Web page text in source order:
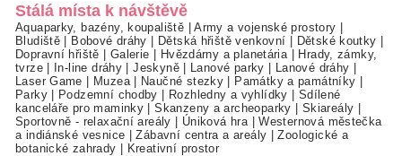
Stálá místa k návštěvě
Aquaparky, bazény, koupaliště |Army a vojenské prostory
Bludiště
Bobové dráhy Dětská hřiště venkovní Dětské koutky
Dopravní hřiště
Galerie Hvězdárny a planetária
Hrady, zámky,
tvrze| In-line dráhy |Jeskyně| Lanové parky Lanové dráhy
Laser Game
Muzea| Naučné stezky Památky a památníky
Parky| Podzemní chodby Rozhledny a vyhlídky
Sdílené
kanceláře pro maminky |Skanzeny a archeoparky Skiareály
Sportovně - relaxační areály
Úniková hra |Westernová městečka
a indiánské vesnice |Zábavní centra a areály |Zoologické a
botanické zahrady
Kreativní prostor